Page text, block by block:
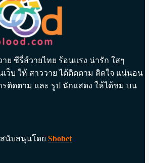
ย ซีรี่ส์วายไทย ร้อนแรง น่ารัก ใสๆ
ว็บ ให้ สาววาย ได้ติดตาม ติดใจ แน่นอน
รติดตาม และ รูป นักแสดง ให้ได้ชม บน
สนับสนุนโดย Sbobet